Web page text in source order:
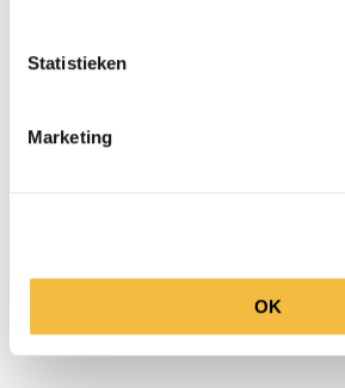
Statistieken
Marketing
OK